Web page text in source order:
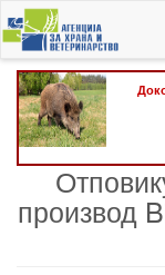
Skip
to
main
content
производ